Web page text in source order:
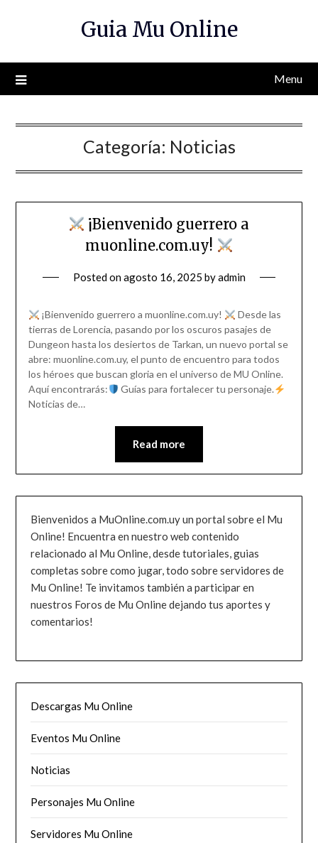
Guia Mu Online
Menu
Categoría: Noticias
¡Bienvenido guerrero a
muonline.com.uy!
Posted onagosto 16, 2025 byadmin
¡Bienvenido guerrero a muonline.com.uy!
Desde las
tierras de Lorencia, pasando por los oscuros pasajes de
Dungeon hasta los desiertos de Tarkan, un nuevo portal se
abre: muonline.com.uy, el punto de encuentro para todos
los héroes que buscan gloria en el universo de MU Online.
Aquí encontrarás:
Guías para fortalecer tu personaje.
Noticias de…
Read more
Bienvenidos a MuOnline.com.uy un portal sobre el Mu
Online! Encuentra en nuestro web contenido
relacionado al Mu Online, desde tutoriales, guias
completas sobre como jugar, todo sobre servidores de
Mu Online! Te invitamos también a participar en
nuestros Foros de Mu Online dejando tus aportes y
comentarios!
Descargas Mu Online
Eventos Mu Online
Noticias
Personajes Mu Online
Servidores Mu Online